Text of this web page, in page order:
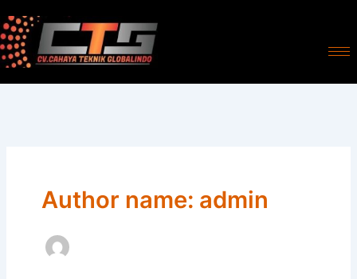
to
content
Author name: admin